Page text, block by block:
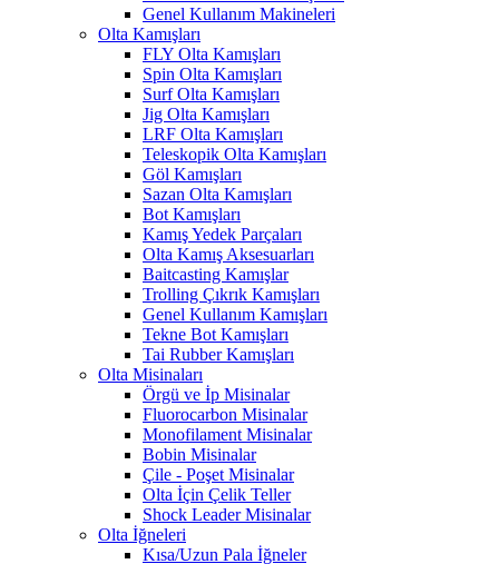
Genel Kullanım Makineleri
Olta Kamışları
FLY Olta Kamışları
Spin Olta Kamışları
Surf Olta Kamışları
Jig Olta Kamışları
LRF Olta Kamışları
Teleskopik Olta Kamışları
Göl Kamışları
Sazan Olta Kamışları
Bot Kamışları
Kamış Yedek Parçaları
Olta Kamış Aksesuarları
Baitcasting Kamışlar
Trolling Çıkrık Kamışları
Genel Kullanım Kamışları
Tekne Bot Kamışları
Tai Rubber Kamışları
Olta Misinaları
Örgü ve İp Misinalar
Fluorocarbon Misinalar
Monofilament Misinalar
Bobin Misinalar
Çile - Poşet Misinalar
Olta İçin Çelik Teller
Shock Leader Misinalar
Olta İğneleri
Kısa/Uzun Pala İğneler